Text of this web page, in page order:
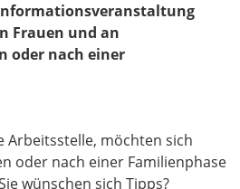
Frauen und an
oder nach einer
Arbeitsstelle, möchten sich
oder nach einer Familienphase
wünschen sich Tipps?